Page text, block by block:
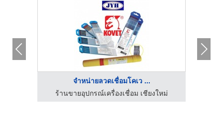
จำหน่ายลวดเชื่อมโคเว ...
ร้านขายอุปกรณ์เครื่องเชื่อม เชียงใหม่